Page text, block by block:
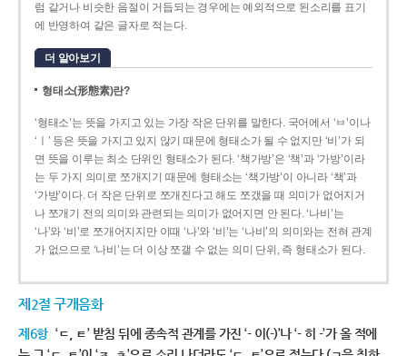
럼 같거나 비슷한 음절이 거듭되는 경우에는 예외적으로 된소리를 표기
에 반영하여 같은 글자로 적는다.
더 알아보기
형태소(形態素)란?
‘형태소’는 뜻을 가지고 있는 가장 작은 단위를 말한다. 국어에서 ‘ㅂ’이나
‘ㅣ’ 등은 뜻을 가지고 있지 않기 때문에 형태소가 될 수 없지만 ‘비’가 되
면 뜻을 이루는 최소 단위인 형태소가 된다. ‘책가방’은 ‘책’과 ‘가방’이라
는 두 가지 의미로 쪼개지기 때문에 형태소는 ‘책가방’이 아니라 ‘책’과
‘가방’이다. 더 작은 단위로 쪼개진다고 해도 쪼갰을 때 의미가 없어지거
나 쪼개기 전의 의미와 관련되는 의미가 없어지면 안 된다. ‘나비’는
‘나’와 ‘비’로 쪼개어지지만 이때 ‘나’와 ‘비’는 ‘나비’의 의미와는 전혀 관계
가 없으므로 ‘나비’는 더 이상 쪼갤 수 없는 의미 단위, 즉 형태소가 된다.
제2절 구개음화
제6항 ‘ㄷ, ㅌ’ 받침 뒤에 종속적 관계를 가진 ‘- 이(-)’나 ‘- 히 -’가 올 적에